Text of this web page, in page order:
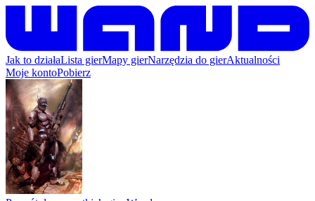
Jak to działaLista gierMapy gierNarzędzia do gierAktualności
Moje kontoPobierz